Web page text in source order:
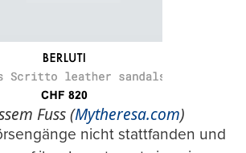
Fuss (Mytheresa.com)
nicht stattfanden und